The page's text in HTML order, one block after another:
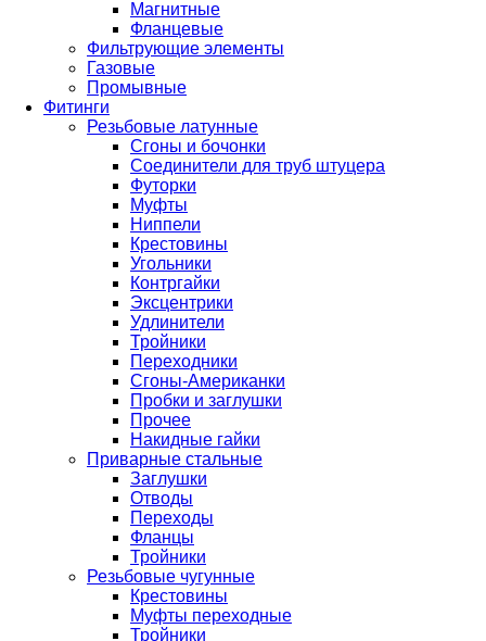
Магнитные
Фланцевые
Фильтрующие элементы
Газовые
Промывные
Фитинги
Резьбовые латунные
Сгоны и бочонки
Соединители для труб штуцера
Футорки
Муфты
Ниппели
Крестовины
Угольники
Контргайки
Эксцентрики
Удлинители
Тройники
Переходники
Сгоны-Американки
Пробки и заглушки
Прочее
Накидные гайки
Приварные стальные
Заглушки
Отводы
Переходы
Фланцы
Тройники
Резьбовые чугунные
Крестовины
Муфты переходные
Тройники